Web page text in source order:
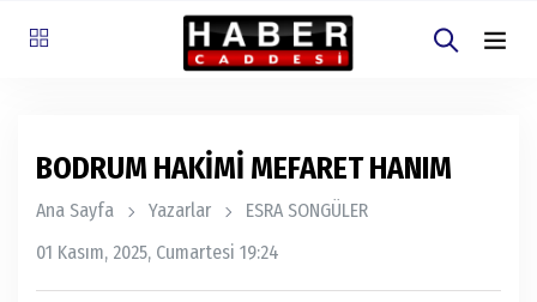
BODRUM HAKİMİ MEFARET HANIM
Ana Sayfa Yazarlar
ESRA SONGÜLER
01 Kasım, 2025, Cumartesi 19:24